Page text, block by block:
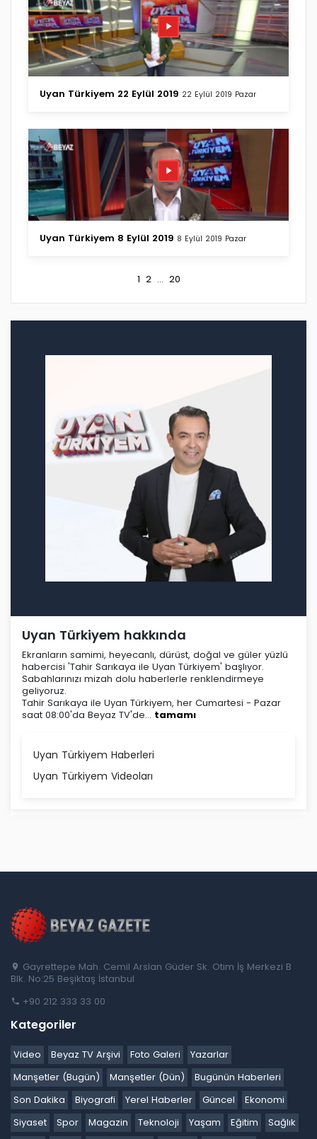
Uyan Türkiyem 22 Eylül 2019 22 Eylül 2019 Pazar
Uyan Türkiyem 8 Eylül 2019 8 Eylül 2019 Pazar
1 2... 20
Uyan Türkiyem hakkında
Ekranların samimi, heyecanlı, dürüst, doğal ve güler yüzlü
habercisi 'Tahir Sarıkaya ile Uyan Türkiyem' başlıyor.
Sabahlarınızı mizah dolu haberlerle renklendirmeye
geliyoruz.
Tahir Sarıkaya ile Uyan Türkiyem, her Cumartesi - Pazar
saat 08:00'da Beyaz TV'de... tamamı
Uyan Türkiyem Haberleri
Uyan Türkiyem Videoları
Gayrettepe Mah. Cemil Arslan Güder Sk. Otim İş Merkezi B
Blk. No:25 Beşiktaş İstanbul
+90 212 333 33 00
Kategoriler
Video Beyaz TV Arşivi Foto Galeri
Yazarlar
Manşetler (Bugün)
Manşetler (Dün)
Bugünün Haberleri
Son Dakika
Biyografi Yerel Haberler Güncel
Ekonomi
Siyaset
Spor Magazin Teknoloji Yaşam Eğitim
Sağlık